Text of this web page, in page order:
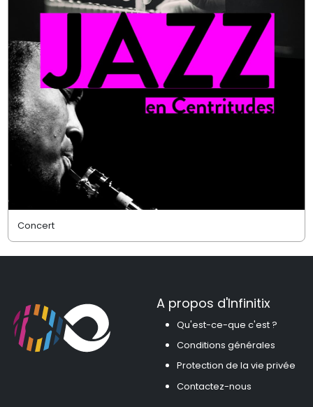
Concert
A propos d'Infinitix
Qu'est-ce-que c'est ?
Conditions générales
Protection de la vie privée
Contactez-nous